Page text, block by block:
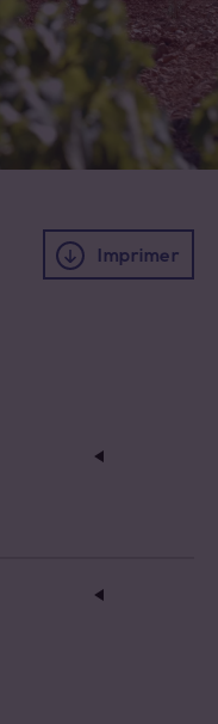
Imprimer